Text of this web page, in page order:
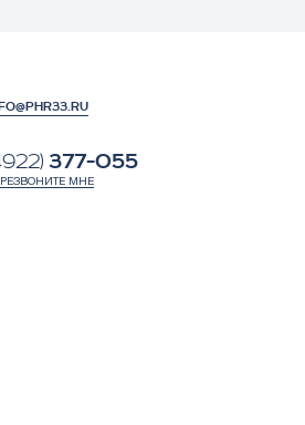
377-055
МНЕ